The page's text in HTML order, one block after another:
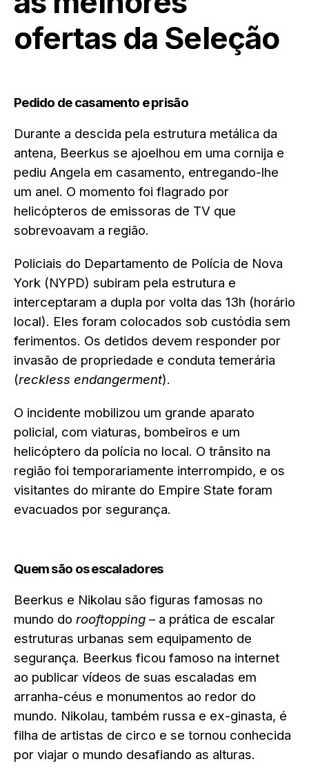
ofertas da Seleção
Pedido de casamento e prisão
Durante a descida pela estrutura metálica da
antena, Beerkus se ajoelhou em uma cornija e
pediu Angela em casamento, entregando-lhe
um anel. O momento foi flagrado por
helicópteros de emissoras de TV que
sobrevoavam a região.
Policiais do Departamento de Polícia de Nova
York (NYPD) subiram pela estrutura e
interceptaram a dupla por volta das 13h (horário
local). Eles foram colocados sob custódia sem
ferimentos. Os detidos devem responder por
invasão de propriedade e conduta temerária
(reckless endangerment).
O incidente mobilizou um grande aparato
policial, com viaturas, bombeiros e um
helicóptero da polícia no local. O trânsito na
região foi temporariamente interrompido, e os
visitantes do mirante do Empire State foram
evacuados por segurança.
Quem são os escaladores
Beerkus e Nikolau são figuras famosas no
mundo do rooftopping – a prática de escalar
estruturas urbanas sem equipamento de
segurança. Beerkus ficou famoso na internet
ao publicar vídeos de suas escaladas em
arranha-céus e monumentos ao redor do
mundo. Nikolau, também russa e ex-ginasta, é
filha de artistas de circo e se tornou conhecida
por viajar o mundo desafiando as alturas.